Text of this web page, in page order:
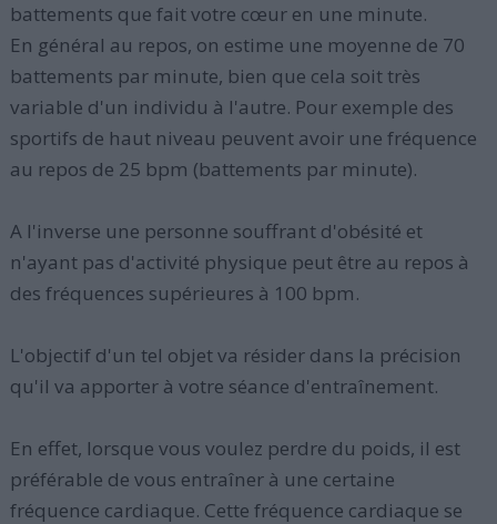
battements que fait votre cœur en une minute.
En général au repos, on estime une moyenne de 70
battements par minute, bien que cela soit très
variable d'un individu à l'autre. Pour exemple des
sportifs de haut niveau peuvent avoir une fréquence
au repos de 25 bpm (battements par minute).
A l'inverse une personne souffrant d'obésité et
n'ayant pas d'activité physique peut être au repos à
des fréquences supérieures à 100 bpm.
L'objectif d'un tel objet va résider dans la précision
qu'il va apporter à votre séance d'entraînement.
En effet, lorsque vous voulez perdre du poids, il est
préférable de vous entraîner à une certaine
fréquence cardiaque. Cette fréquence cardiaque se